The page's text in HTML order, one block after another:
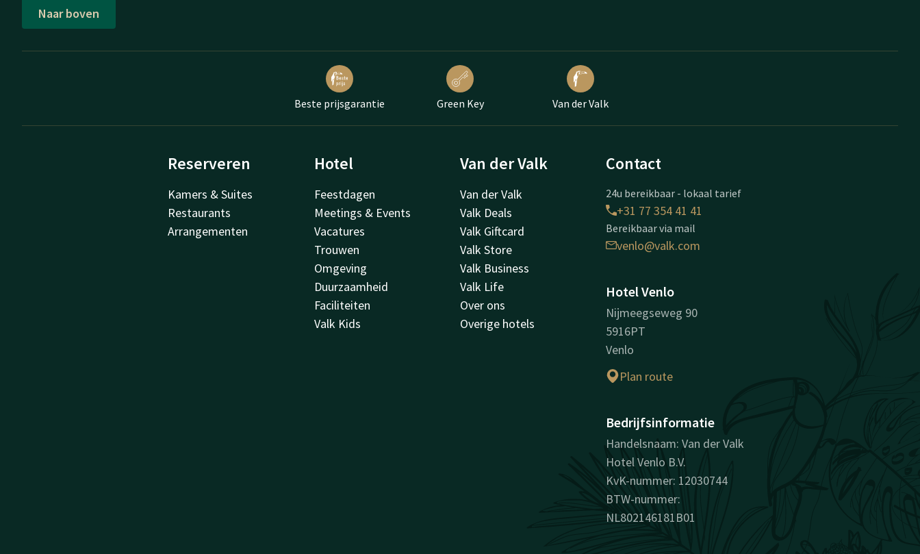
Naar boven
Beste prijsgarantie Green Key Van der Valk
Reserveren
Kamers & Suites
Restaurants
Arrangementen
Hotel
Feestdagen
Meetings & Events
Vacatures
Trouwen
Omgeving
Duurzaamheid
Faciliteiten
Valk Kids
Van der Valk
Van der Valk
Valk Deals
Valk Giftcard
Valk Store
Valk Business
Valk Life
Over ons
Overige hotels
Contact
24u bereikbaar - lokaal tarief
+31 77 354 41 41
Bereikbaar via mail
venlo@valk.com
Hotel Venlo
Nijmeegseweg 90
5916PT
Venlo
Plan route
Bedrijfsinformatie
Handelsnaam: Van der Valk
Hotel Venlo B.V.
KvK-nummer: 12030744
BTW-nummer:
NL802146181B01